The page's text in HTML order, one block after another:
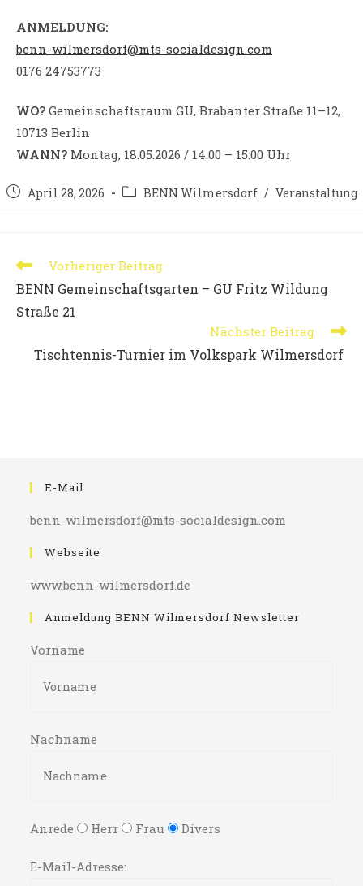
ANMELDUNG:
benn-wilmersdorf@mts-socialdesign.com
0176 24753773
WO? Gemeinschaftsraum GU, Brabanter Straße 11–12,
10713 Berlin
WANN? Montag, 18.05.2026 / 14:00 – 15:00 Uhr
BeitragApril 28, 2026
Beitrags-
BENN Wilmersdorf / Veranstaltung
Weitere
ansehen
Vorheriger Beitrag
BENN Gemeinschaftsgarten – GU Fritz Wildung
Straße 21
Nächster Beitrag
Tischtennis-Turnier im Volkspark Wilmersdorf
E-Mail
benn-wilmersdorf@mts-socialdesign.com
Webseite
www.benn-wilmersdorf.de
Anmeldung BENN Wilmersdorf Newsletter
Vorname
Nachname
Anrede Herr Frau Divers
E-Mail-Adresse: